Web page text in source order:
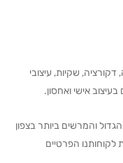
שקיות, עיצובי
אישי ואחסון.
והמרשים ביותר בצפון
את לקוחותנו הפרטיים